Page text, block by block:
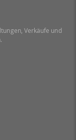
Verkäufe und